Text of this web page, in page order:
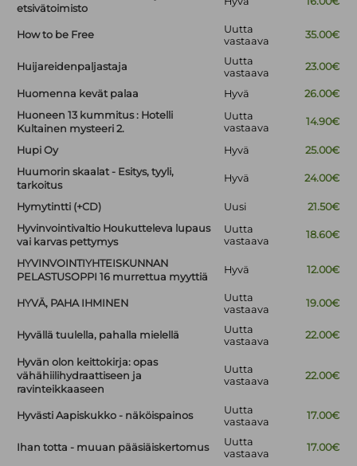
etsivätoimisto
How to be Free
Uutta
vastaava
35.00€
Huijareidenpaljastaja
Uutta
vastaava
23.00€
Huomenna kevät palaa Hyvä
26.00€
Huoneen 13 kummitus : Hotelli
Kultainen mysteeri 2.
Uutta
vastaava
14.90€
Hupi Oy Hyvä
25.00€
Huumorin skaalat - Esitys, tyyli,
tarkoitus
Hyvä 24.00€
Hymytintti (+CD) Uusi
21.50€
Hyvinvointivaltio Houkutteleva lupaus
vai karvas pettymys
Uutta
vastaava
18.60€
HYVINVOINTIYHTEISKUNNAN
PELASTUSOPPI 16 murrettua myyttiä
Hyvä 12.00€
HYVÄ, PAHA IHMINEN
Uutta
vastaava
19.00€
Hyvällä tuulella, pahalla mielellä
Uutta
vastaava
22.00€
Hyvän olon keittokirja: opas
vähähiilihydraattiseen ja
ravinteikkaaseen
Uutta
vastaava
22.00€
Hyvästi Aapiskukko - näköispainos
Uutta
vastaava
17.00€
Ihan totta - muuan pääsiäiskertomus
Uutta
vastaava
17.00€